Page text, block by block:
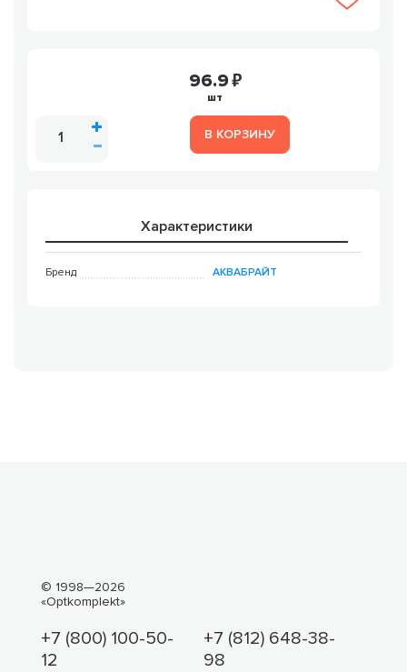
96.9
шт
В КОРЗИНУ
Характеристики
Бренд АКВАБРАЙТ
© 1998—2026
«Optkomplekt»
+7 (800) 100-50-
12
+7 (812) 648-38-
98